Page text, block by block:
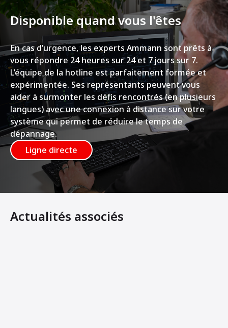
Disponible quand vous l'êtes
En cas d’urgence, les experts Ammann sont prêts à
vous répondre 24 heures sur 24 et 7 jours sur 7.
L’équipe de la hotline est parfaitement formée et
expérimentée. Ses représentants peuvent vous
aider à surmonter les défis rencontrés (en plusieurs
langues) avec une connexion à distance sur votre
système qui permet de réduire le temps de
dépannage.
Ligne directe
Actualités associés